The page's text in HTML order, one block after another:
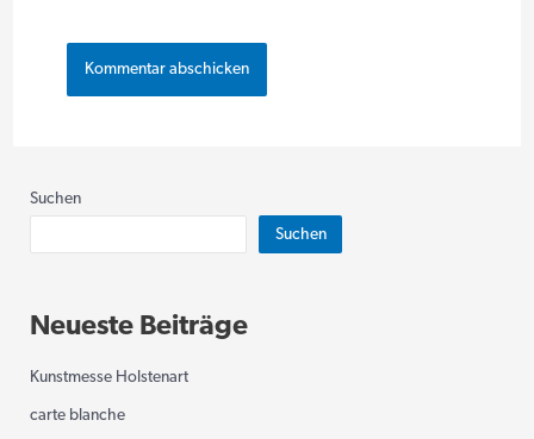
Suchen
Suchen
Neueste Beiträge
Kunstmesse Holstenart
carte blanche